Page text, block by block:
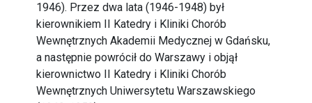
1946). Przez dwa lata (1946-1948) był
kierownikiem II Katedry i Kliniki Chorób
Wewnętrznych Akademii Medycznej w Gdańsku,
a następnie powrócił do Warszawy i objął
kierownictwo II Katedry i Kliniki Chorób
Wewnętrznych Uniwersytetu Warszawskiego